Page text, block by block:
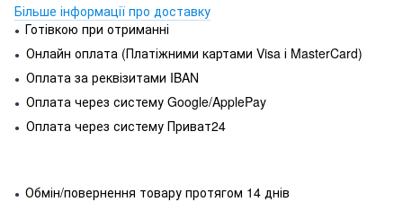
Більше інформації про доставку
● Готівкою при отриманні
● Онлайн оплата (Платіжними картами Visa і MasterCard)
● Оплата за реквізитами IBAN
● Оплата через систему Google/ApplePay
● Оплата через систему Приват24
● Обмін/повернення товару протягом 14 днів